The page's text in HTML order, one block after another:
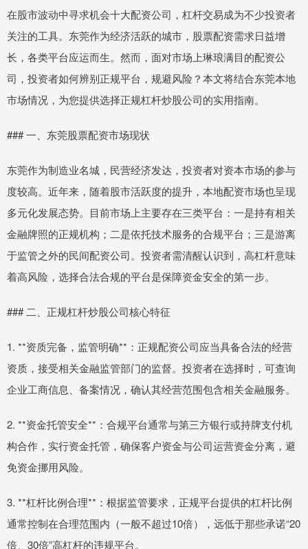
在股市波动中寻求机会十大配资公司，杠杆交易成为不少投资者
关注的工具。东莞作为经济活跃的城市，股票配资需求日益增
长，各类平台应运而生。然而，面对市场上琳琅满目的配资公
司，投资者如何辨别正规平台，规避风险？本文将结合东莞本地
市场情况，为您提供选择正规杠杆炒股公司的实用指南。
### 一、东莞股票配资市场现状
东莞作为制造业名城，民营经济发达，投资者对资本市场的参与
度较高。近年来，随着股市活跃度的提升，本地配资市场也呈现
多元化发展态势。目前市场上主要存在三类平台：一是持有相关
金融牌照的正规机构；二是依托技术服务的合规平台；三是游离
于监管之外的民间配资公司。投资者需清醒认识到，高杠杆意味
着高风险，选择合法合规的平台是保障资金安全的第一步。
### 二、正规杠杆炒股公司核心特征
1. **资质完备，监管明确**：正规配资公司应当具备合法的经营
资质，接受相关金融监管部门的监督。投资者在选择时，可查询
企业工商信息、备案情况，确认其经营范围包含相关金融服务。
2. **资金托管安全**：合规平台通常与第三方银行或持牌支付机
构合作，实行资金托管，确保客户资金与公司运营资金分离，避
免资金挪用风险。
3. **杠杆比例合理**：根据监管要求，正规平台提供的杠杆比例
通常控制在合理范围内（一般不超过10倍），远低于那些承诺“20
倍、30倍”高杠杆的违规平台。